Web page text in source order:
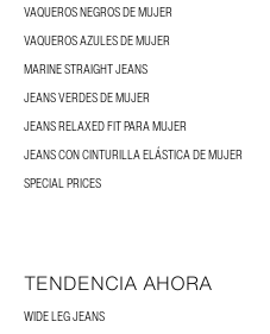
VAQUEROS NEGROS DE MUJER
VAQUEROS AZULES DE MUJER
MARINE STRAIGHT JEANS
JEANS VERDES DE MUJER
JEANS RELAXED FIT PARA MUJER
JEANS CON CINTURILLA ELÁSTICA DE MUJER
SPECIAL PRICES
TENDENCIA AHORA
WIDE LEG JEANS